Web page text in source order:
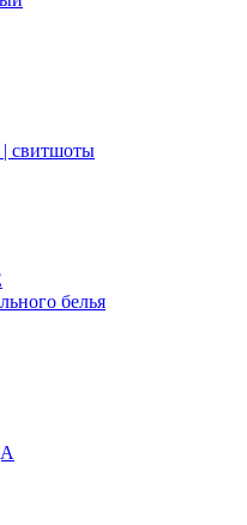
| свитшоты
белья